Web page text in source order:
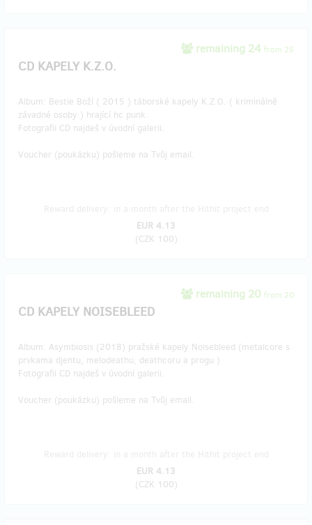
remaining 24 from 25
CD KAPELY K.Z.O.
Album: Bestie Boží ( 2015 ) táborské kapely K.Z.O. ( kriminálně
závadné osoby ) hrající hc punk.
Fotografii CD najdeš v úvodní galerii.
Voucher (poukázku) pošleme na Tvůj email.
EUR 4.13
(CZK 100)
remaining 20 from 20
CD KAPELY NOISEBLEED
Album: Asymbiosis (2018) pražské kapely Noisebleed (metalcore s
prvkama djentu, melodeathu, deathcoru a progu )
Fotografii CD najdeš v úvodní galerii.
Voucher (poukázku) pošleme na Tvůj email.
EUR 4.13
(CZK 100)